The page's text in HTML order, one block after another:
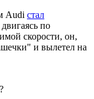
Audi стал
двигаясь по
скорости, он,
и вылетел на